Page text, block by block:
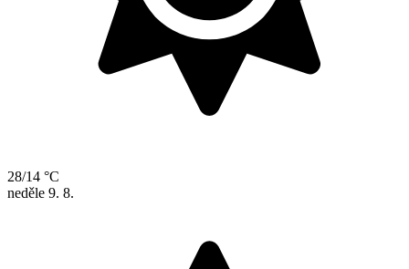
28/14 °C
neděle 9. 8.